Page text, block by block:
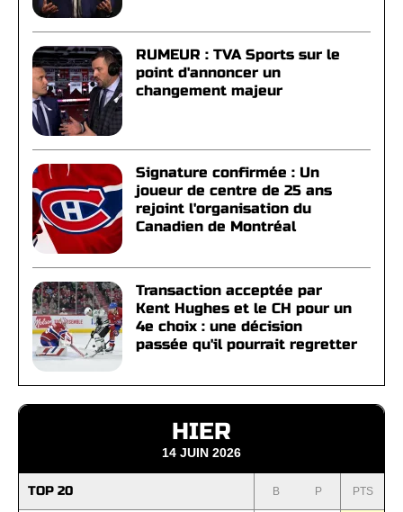
RUMEUR : TVA Sports sur le
point d'annoncer un
changement majeur
Signature confirmée : Un
joueur de centre de 25 ans
rejoint l'organisation du
Canadien de Montréal
Transaction acceptée par
Kent Hughes et le CH pour un
4e choix : une décision
passée qu'il pourrait regretter
HIER
14 JUIN 2026
TOP 20 B P PTS